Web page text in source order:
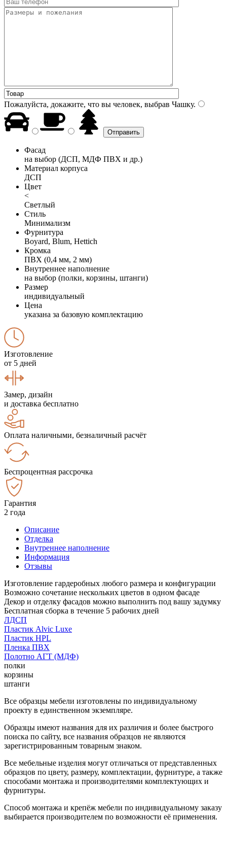
Пожалуйста, докажите, что вы человек, выбрав Чашку.
Фасад
на выбор (ДСП, МДФ ПВХ и др.)
Материал корпуса
ДСП
Цвет
<
Светлый
Стиль
Минимализм
Фурнитура
Boyard, Blum, Hettich
Кромка
ПВХ (0,4 мм, 2 мм)
Внутреннее наполнение
на выбор (полки, корзины, штанги)
Размер
индивидуальный
Цена
указана за базовую комплектацию
Изготовление
от 5 дней
Замер, дизайн
и доставка бесплатно
Оплата наличными, безналичный расчёт
Беспроцентная рассрочка
Гарантия
2 года
Описание
Отделка
Внутреннее наполнение
Информация
Отзывы
Изготовление гардеробных любого размера и конфигурации
Возможно сочетание нескольких цветов в одном фасаде
Декор и отделку фасадов можно выполнить под вашу задумку
Бесплатная сборка в течение 5 рабочих дней
ЛДСП
Пластик Alvic Luxe
Пластик HPL
Пленка ПВХ
Полотно АГТ (МДФ)
полки
корзины
штанги
Все образцы мебели изготовлены по индивидуальному
проекту в единственном экземпляре.
Образцы имеют названия для их различия и более быстрого
поиска по сайту, все названия образцов не являются
зарегистрированным товарным знаком.
Все мебельные изделия могут отличаться от представленных
образцов по цвету, размеру, комплектации, фурнитуре, а также
способами монтажа и производителями комплектующих и
фурнитуры.
Способ монтажа и крепёж мебели по индивидуальному заказу
выбирается производителем по возможности её применения.